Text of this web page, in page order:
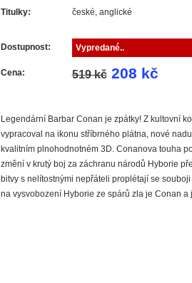
Titulky:
české, anglické
Dostupnost: Vypredané..
Cena: 519 kč 208 kč
Legendární Barbar Conan je zpátky! Z kultovní
vypracoval na ikonu stříbrného plátna, nové
kvalitním plnohodnotném 3D. Conanova touha
změní v krutý boj za záchranu národů Hyborie
bitvy s nelítostnými nepřáteli proplétají se
na vysvobození Hyborie ze spárů zla je Conan a